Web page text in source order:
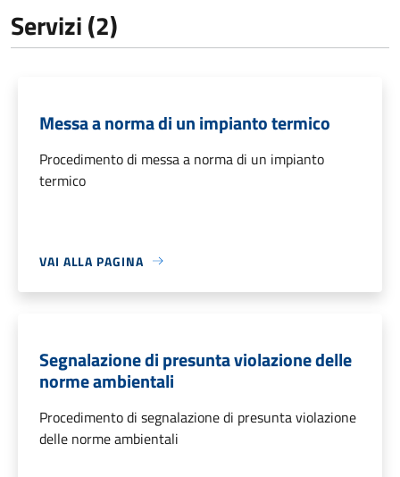
Servizi (2)
Messa a norma di un impianto termico
Procedimento di messa a norma di un impianto
termico
VAI ALLA PAGINA
Segnalazione di presunta violazione delle
norme ambientali
Procedimento di segnalazione di presunta violazione
delle norme ambientali